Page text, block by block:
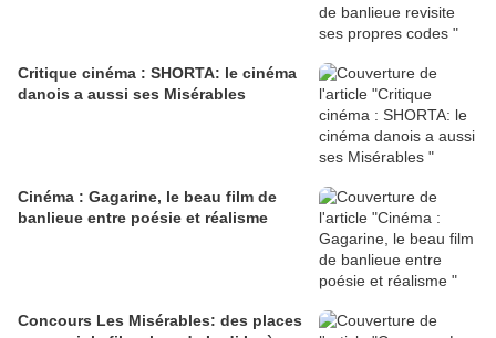
Critique cinéma : SHORTA: le cinéma
danois a aussi ses Misérables
Cinéma : Gagarine, le beau film de
banlieue entre poésie et réalisme
Concours Les Misérables: des places